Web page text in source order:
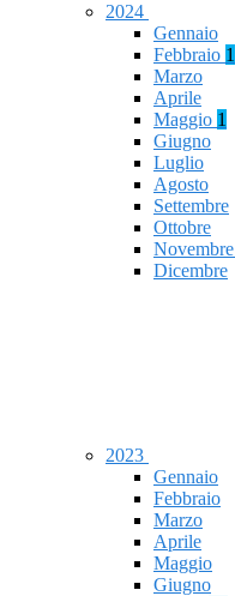
2024
Gennaio
Febbraio 1
Marzo
Aprile
Maggio 1
Giugno
Luglio
Agosto
Settembre
Ottobre
Novembre
Dicembre
2023
Gennaio
Febbraio
Marzo
Aprile
Maggio
Giugno